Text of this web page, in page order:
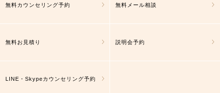
無料カウンセリング予約 無料メール相談
無料お見積り 説明会予約
LINE・Skypeカウンセリング予約